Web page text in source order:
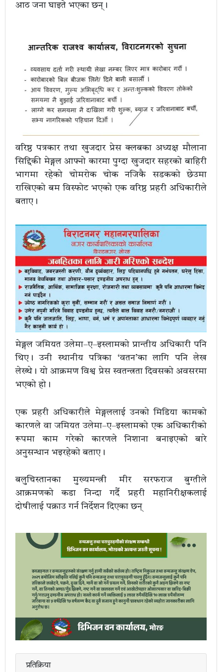
आठ जना घाइते भएका छन्।
वरिष्ठ पत्रकार तथा खुजदार प्रेस क्लबका अध्यक्ष मौलाना
सिद्दिकी मेङ्गल आफ्नो कारमा पुग्दा खुजदार सहरको बाहिरी
भागमा रहेको चोमरोक चोक नजिकै सडकको छेउमा
राखिएको बम विस्फोट भएको एक वरिष्ठ प्रहरी अधिकारीले
बताए।
मेङ्गल जमियत उलेमा–ए–इस्लामको प्रान्तीय अधिकारी पनि
थिए। उनी स्थानीय पत्रिका ‘वतन’का लागि पनि लेख
लेख्थे। यो आक्रमण विश्व प्रेस स्वतन्त्रता दिवसको अवसरमा
भएको हो।
एक प्रहरी अधिकारीले मेङ्गललाई उनको मिडिया कामको
कारणले वा जमियत उलेमा–ए–इस्लामको एक अधिकारीको
रूपमा काम गरेको कारणले निशाना बनाइएको बारे
अनुसन्धान भइरहेको बताए।
बलुचिस्तानका मुख्यमन्त्री मीर सरफराज बुग्तीले
आक्रमणको कडा निन्दा गर्दै प्रहरी महानिरीक्षकलाई
दोषीलाई पक्राउ गर्न निर्देशन दिएका छन्
प्रतिक्रिया